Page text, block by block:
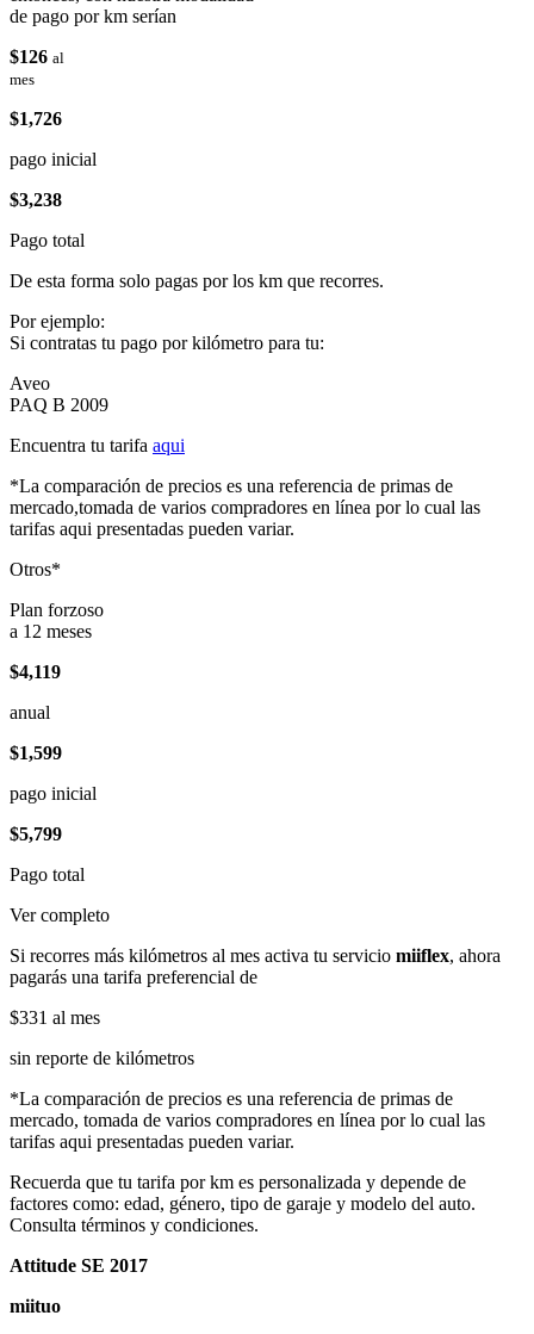
de pago por km serían
$126 al
mes
$1,726
pago inicial
$3,238
Pago total
De esta forma solo pagas por los km que recorres.
Por ejemplo:
Si contratas tu pago por kilómetro para tu:
Aveo
PAQ B 2009
Encuentra tu tarifa aqui
*La comparación de precios es una referencia de primas de
mercado,tomada de varios compradores en línea por lo cual las
tarifas aqui presentadas pueden variar.
Otros*
Plan forzoso
a 12 meses
$4,119
anual
$1,599
pago inicial
$5,799
Pago total
Ver completo
Si recorres más kilómetros al mes activa tu servicio miiflex, ahora
pagarás una tarifa preferencial de
$331 al mes
sin reporte de kilómetros
*La comparación de precios es una referencia de primas de
mercado, tomada de varios compradores en línea por lo cual las
tarifas aqui presentadas pueden variar.
Recuerda que tu tarifa por km es personalizada y depende de
factores como: edad, género, tipo de garaje y modelo del auto.
Consulta términos y condiciones.
Attitude SE 2017
miituo